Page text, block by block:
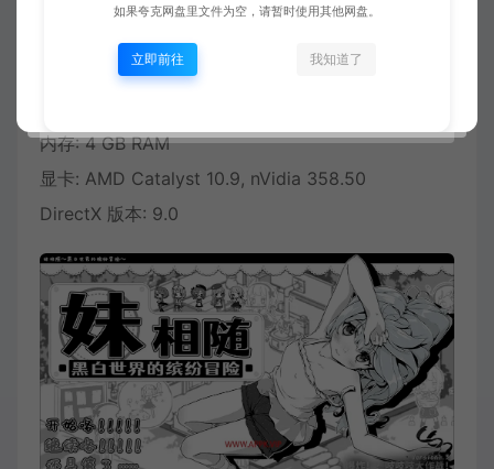
推荐配置:
操作系统 *: Windows® 7/8/8.1/10
内存: 4 GB RAM
显卡: AMD Catalyst 10.9, nVidia 358.50
DirectX 版本: 9.0
如果夸克网盘里文件为空，请暂时使用其他网盘。
立即前往 我知道了